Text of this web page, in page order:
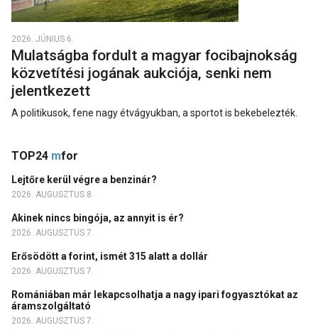
2026. JÚNIUS 6.
Mulatságba fordult a magyar focibajnokság
közvetítési jogának aukciója, senki nem
jelentkezett
A politikusok, fene nagy étvágyukban, a sportot is bekebelezték.
TOP24 mfor
Lejtőre kerül végre a benzinár?
2026. AUGUSZTUS 8.
Akinek nincs bingója, az annyit is ér?
2026. AUGUSZTUS 7.
Erősödött a forint, ismét 315 alatt a dollár
2026. AUGUSZTUS 7.
Romániában már lekapcsolhatja a nagy ipari fogyasztókat az
áramszolgáltató
2026. AUGUSZTUS 7.